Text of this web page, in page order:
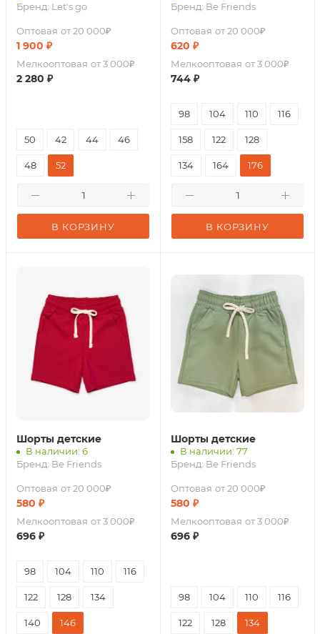
Бренд: Let's go
Оптовая от 20 000₽
1 900 ₽
Мелкооптовая от 3 000₽
2 280 ₽
В КОРЗИНУ
50 42 44 46
48 52
Бренд: Be Friends
Оптовая от 20 000₽
620 ₽
Мелкооптовая от 3 000₽
744 ₽
В КОРЗИНУ
98 104 110 116
158 122 128
134 164 176
Шорты детские
В наличии: 6
Бренд: Be Friends
Оптовая от 20 000₽
580 ₽
Мелкооптовая от 3 000₽
696 ₽
98 104 110 116
122 128 134
140 146
Шорты детские
В наличии: 77
Бренд: Be Friends
Оптовая от 20 000₽
580 ₽
Мелкооптовая от 3 000₽
696 ₽
98 104 110 116
122 128 134